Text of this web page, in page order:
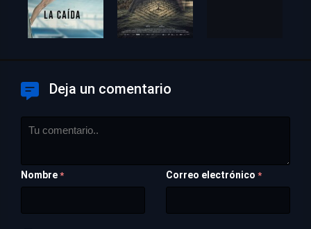
Deja un comentario
Nombre * Correo electrónico *